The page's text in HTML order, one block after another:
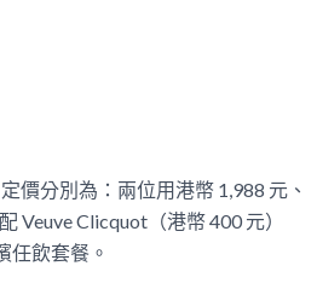
價分別為：兩位用港幣 1, 988 元、
Veuve Clicquot（港幣 400 元）
任飲套餐。